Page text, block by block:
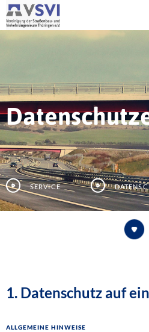
Service
1. Datenschutz auf
Allgemeine Hinweise